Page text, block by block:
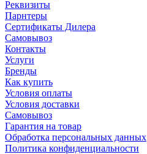
Реквизиты
Парнтеры
Сертификаты Дилера
Самовывоз
Контакты
Услуги
Бренды
Как купить
Условия оплаты
Условия доставки
Самовывоз
Гарантия на товар
Обработка персональных данных
Политика конфиденциальности